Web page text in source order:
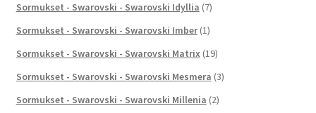
Sormukset - Swarovski - Swarovski Idyllia (7)
Sormukset - Swarovski - Swarovski Imber (1)
Sormukset - Swarovski - Swarovski Matrix (19)
Sormukset - Swarovski - Swarovski Mesmera (3)
Sormukset - Swarovski - Swarovski Millenia (2)